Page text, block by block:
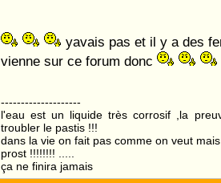
yavais pas et il y a des
vienne sur ce forum donc
--------------------
l'eau est un liquide très corrosif ,la
troubler le pastis !!!
dans la vie on fait pas comme on veut
prost !!!!!!!! .....
ça ne finira jamais